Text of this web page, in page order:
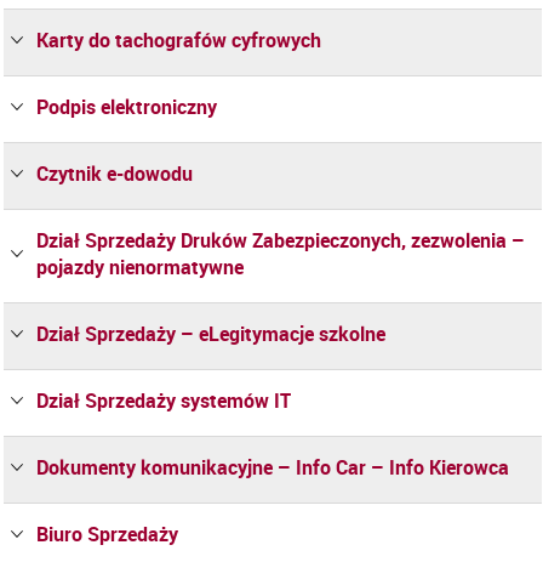
Karty do tachografów cyfrowych
Podpis elektroniczny
Czytnik e-dowodu
Dział Sprzedaży Druków Zabezpieczonych, zezwolenia –
pojazdy nienormatywne
Dział Sprzedaży – eLegitymacje szkolne
Dział Sprzedaży systemów IT
Dokumenty komunikacyjne – Info Car – Info Kierowca
Biuro Sprzedaży